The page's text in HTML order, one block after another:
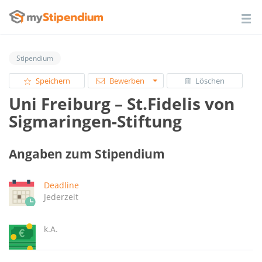
Stipendium
Speichern Bewerben Löschen
Uni Freiburg – St.Fidelis von
Sigmaringen-Stiftung
Angaben zum Stipendium
Deadline
Jederzeit
k.A.